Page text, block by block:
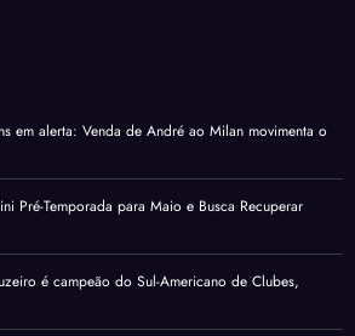
em alerta: Venda de André ao Milan movimenta o
Pré-Temporada para Maio e Busca Recuperar
é campeão do Sul-Americano de Clubes,